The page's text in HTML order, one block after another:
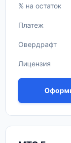
% на остаток
Платеж
Овердрафт
Лицензия